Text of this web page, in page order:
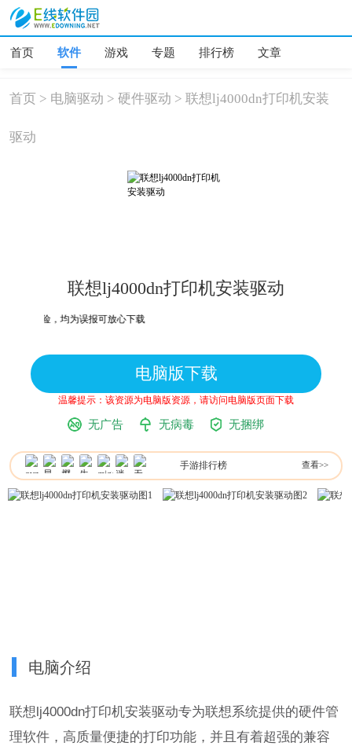
首页 软件 游戏 专题 排行榜 文章
首页 > 电脑驱动 >硬件驱动 >联想lj4000dn打印机安装
驱动
联想lj4000dn打印机安装驱动
、危险，均为误报可放心下载
电脑版下载
温馨提示：该资源为电脑版资源，请访问电脑版页面下载
无广告 无病毒 无捆绑
手游排行榜 查看>>
电脑介绍
联想lj4000dn打印机安装驱动专为联想系统提供的硬件管
理软件，高质量便捷的打印功能，并且有着超强的兼容